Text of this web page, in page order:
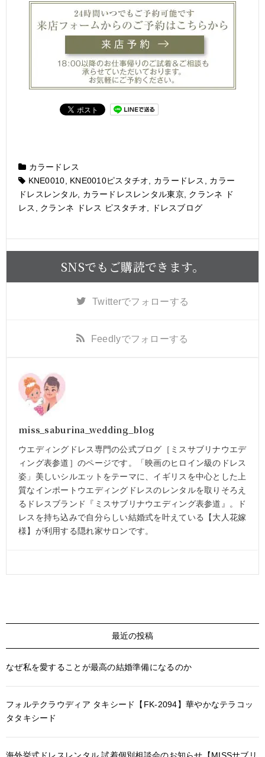
カラードレス
KNE0010
KNE0010ピスタチオ カラードレス
カラー
ドレスレンタル, カラードレスレンタル東京, クランネ ド
レス
クランネ ドレス ピスタチオ ドレスブログ
SNSでもご購読できます。
Twitterでフォローする
Feedlyでフォローする
miss_saburina_wedding_blog
ウエディングドレス専門の公式ブログ［ミスサブリナウエデ
ィング表参道］のページです。「映画のヒロイン級のドレス
姿」美しいシルエットをテーマに、イギリスを中心とした上
質なインポートウエディングドレスのレンタルを取りそろえ
るドレスブランド『ミスサブリナウエディング表参道』。ド
レスを持ち込みで自分らしい結婚式を叶えている【大人花嫁
様】が利用する隠れ家サロンです。
最近の投稿
なぜ私を愛することが最高の結婚準備になるのか
フォルテクラウディア タキシード【FK-2094】華やかなテラコッ
タタキシード